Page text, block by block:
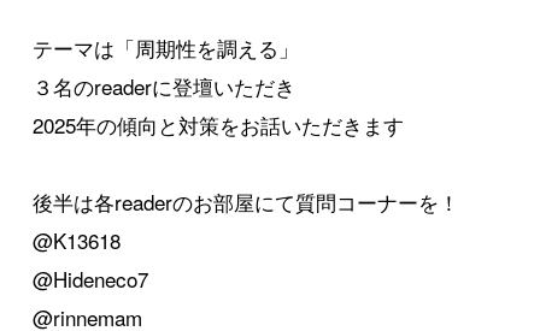
テーマは「周期性を調える」
３名のreaderに登壇いただき
2025年の傾向と対策をお話いただきます
後半は各readerのお部屋にて質問コーナーを！
@K13618
@Hideneco7
@rinnemam